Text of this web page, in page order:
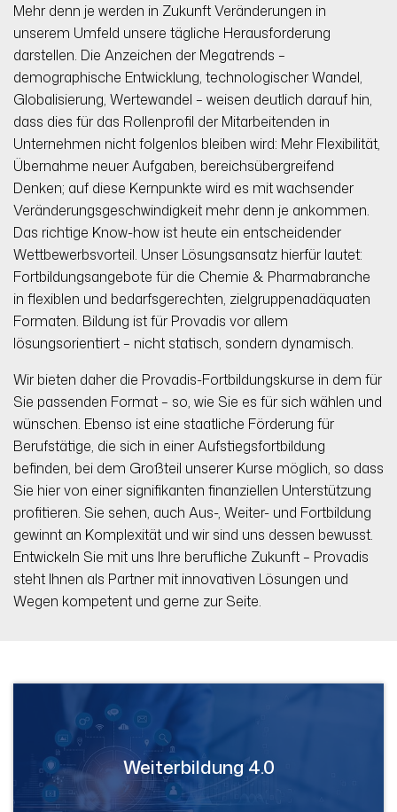
Mehr denn je werden in Zukunft Veränderungen in
unserem Umfeld unsere tägliche Herausforderung
darstellen. Die Anzeichen der Megatrends –
demographische Entwicklung, technologischer Wandel,
Globalisierung, Wertewandel – weisen deutlich darauf hin,
dass dies für das Rollenprofil der Mitarbeitenden in
Unternehmen nicht folgenlos bleiben wird: Mehr Flexibilität,
Übernahme neuer Aufgaben, bereichsübergreifend
Denken; auf diese Kernpunkte wird es mit wachsender
Veränderungsgeschwindigkeit mehr denn je ankommen.
Das richtige Know-how ist heute ein entscheidender
Wettbewerbsvorteil. Unser Lösungsansatz hierfür lautet:
Fortbildungsangebote für die Chemie & Pharmabranche
in flexiblen und bedarfsgerechten, zielgruppenadäquaten
Formaten. Bildung ist für Provadis vor allem
lösungsorientiert – nicht statisch, sondern dynamisch.
Wir bieten daher die Provadis-Fortbildungskurse in dem für
Sie passenden Format – so, wie Sie es für sich wählen und
wünschen. Ebenso ist eine staatliche Förderung für
Berufstätige, die sich in einer Aufstiegsfortbildung
befinden, bei dem Großteil unserer Kurse möglich, so dass
Sie hier von einer signifikanten finanziellen Unterstützung
profitieren. Sie sehen, auch Aus-, Weiter- und Fortbildung
gewinnt an Komplexität und wir sind uns dessen bewusst.
Entwickeln Sie mit uns Ihre berufliche Zukunft – Provadis
steht Ihnen als Partner mit innovativen Lösungen und
Wegen kompetent und gerne zur Seite.
Weiterbildung 4.0